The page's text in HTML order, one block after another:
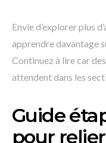
Envie d’explorer plus
apprendre davantage
Continuez à lire car
attendent dans les
Guide
pour